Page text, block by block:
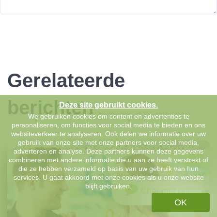
Gerelateerde
berichten
Chat met ons
Deze site gebruikt cookies.
We gebruiken cookies om content en advertenties te
personaliseren, om functies voor social media te bieden en ons
websiteverkeer te analyseren. Ook delen we informatie over uw
gebruik van onze site met onze partners voor social media,
adverteren en analyse. Deze partners kunnen deze gegevens
combineren met andere informatie die u aan ze heeft verstrekt of
die ze hebben verzameld op basis van uw gebruik van hun
services. U gaat akkoord met onze cookies als u onze website
blijft gebruiken.
OK